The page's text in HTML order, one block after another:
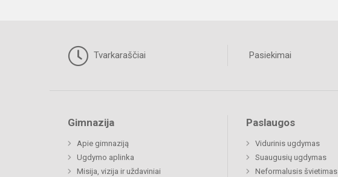
Tvarkaraščiai Pasiekimai
Gimnazija
Apie gimnaziją
Ugdymo aplinka
Misija, vizija ir uždaviniai
Paslaugos
Vidurinis ugdymas
Suaugusių ugdymas
Neformalusis švietimas